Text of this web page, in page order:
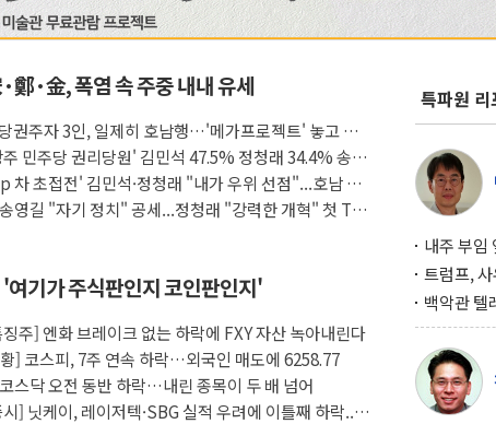
·金, 폭염 속 주중 내내 유세
권주자 3인, 일제히 호남행…'메가프로젝트' 놓고 적
주 민주당 권리당원' 김민석 47.5% 정청래 34.4% 송영
차 초접전' 김민석·정청래 "내가 우위 선점"...호남 공
영길 "자기 정치" 공세...정청래 "강력한 개혁" 첫 TV
기가 주식판인지 코인판인지'
주] 엔화 브레이크 없는 하락에 FXY 자산 녹아내린다
] 코스피, 7주 연속 하락…외국인 매도에 6258.77
스닥 오전 동반 하락…내린 종목이 두 배 넘어
] 닛케이, 레이저텍·SBG 실적 우려에 이틀째 하락...
특파원 리
내주 부임
행사서 "
트럼프,
구…원자
위기
백악관 텔
설 미리
겨